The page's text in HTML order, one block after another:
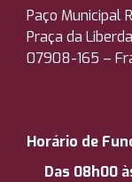
Paço Municipal
Praça da
07908-165 –
Horário de
Das 08h00